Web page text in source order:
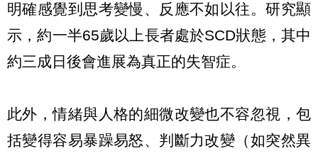
明確感覺到思考變慢、反應不如以往。研究顯
示，約一半65歲以上長者處於SCD狀態，其中
約三成日後會進展為真正的失智症。
此外，情緒與人格的細微改變也不容忽視，包
括變得容易暴躁易怒、判斷力改變（如突然異